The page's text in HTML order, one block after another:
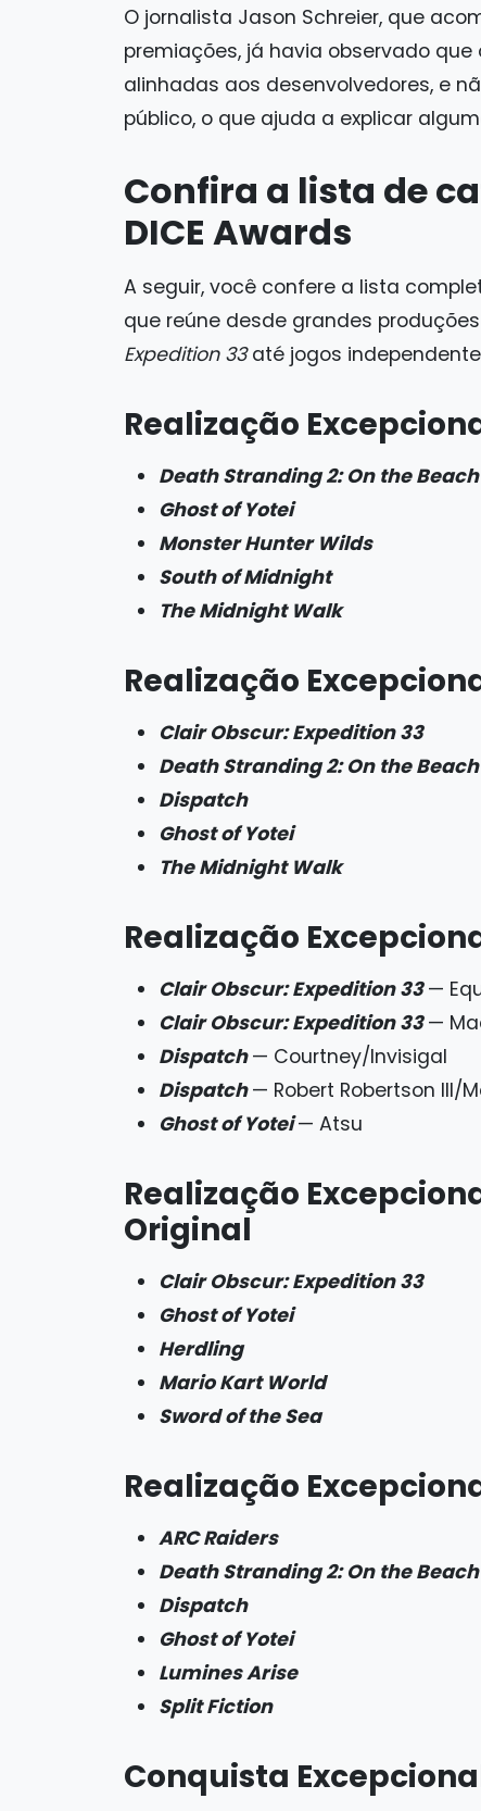
O jornalista Jason Schreier, que
premiações, já havia observado
alinhadas aos desenvolvedores, e
público, o que ajuda a explicar
Confira a lista de
DICE Awards
A seguir, você confere a lista
que reúne desde grandes
Expedition 33até jogos
Realização
Death Stranding 2: On the Beach
Ghost of Yotei
Monster Hunter Wilds
South of Midnight
The Midnight Walk
Realização
Clair Obscur: Expedition 33
Death Stranding 2: On the Beach
Dispatch
Ghost of Yotei
The Midnight Walk
Realização
Clair Obscur: Expedition 33—
Clair Obscur: Expedition 33—
Dispatch— Courtney/Invisigal
Dispatch— Robert Robertson III/
Ghost of Yotei— Atsu
Realização
Original
Clair Obscur: Expedition 33
Ghost of Yotei
Herdling
Mario Kart World
Sword of the Sea
Realização
ARC Raiders
Death Stranding 2: On the Beach
Dispatch
Ghost of Yotei
Lumines Arise
Split Fiction
Conquista